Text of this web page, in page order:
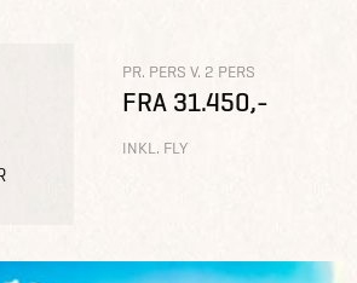
PR. PERS V. 2 PERS
FRA 31.450,-
INKL. FLY